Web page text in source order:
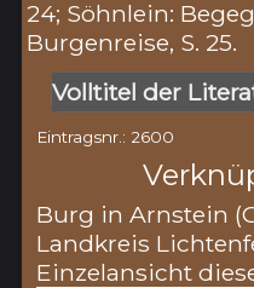
24; Söhnlein:
Burgenreise, S. 25.
Volltitel der
Eintragsnr.: 2600
Burg in Arnstein
Landkreis
Einzelansicht